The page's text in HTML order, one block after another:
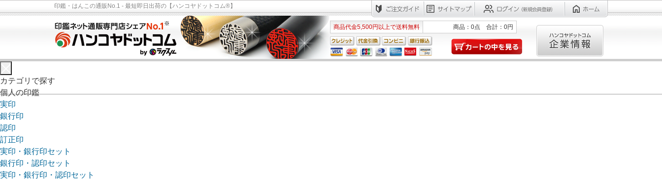
印鑑・はんこの通販No.1 - 最短即日出荷の【ハンコヤドットコム®】
商品代金5,500円以上で送料無料 商品：0点 合計：0円
カテゴリで探す
個人の印鑑
実印
銀行印
認印
訂正印
実印・銀行印セット
銀行印・認印セット
実印・銀行印・認印セット